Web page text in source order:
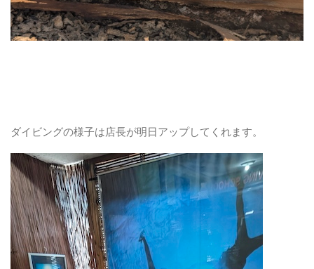
ダイビングの様子は店長が明日アップしてくれます。